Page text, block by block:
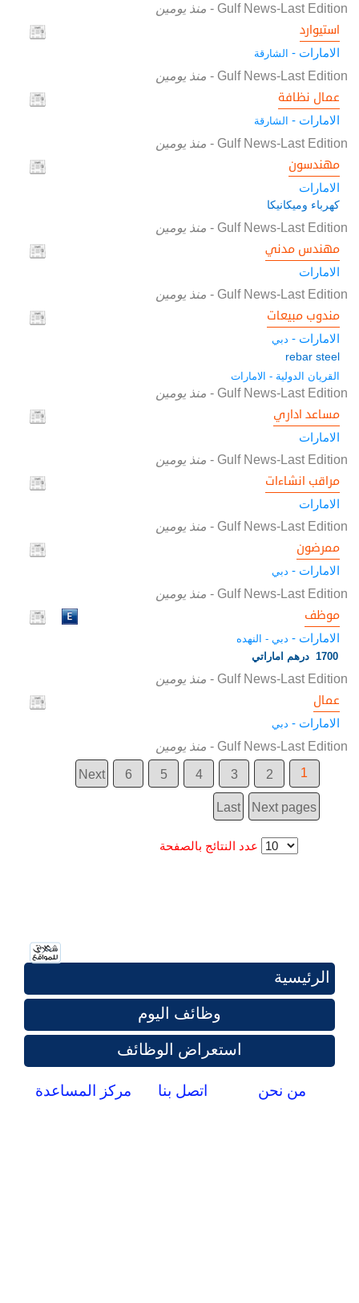
Gulf News-Last Edition
- منذ يومين
استيوارد
الامارات - الشارقة
Gulf News-Last Edition
- منذ يومين
عمال نظافة
الامارات - الشارقة
Gulf News-Last Edition
- منذ يومين
مهندسون
الامارات
كهرباء وميكانيكا
Gulf News-Last Edition
- منذ يومين
مهندس مدني
الامارات
Gulf News-Last Edition
- منذ يومين
مندوب مبيعات
الامارات - دبي
rebar steel
القريان الدولية - الامارات
Gulf News-Last Edition
- منذ يومين
مساعد اداري
الامارات
Gulf News-Last Edition
- منذ يومين
مراقب انشاءات
الامارات
Gulf News-Last Edition
- منذ يومين
ممرضون
الامارات - دبي
Gulf News-Last Edition
- منذ يومين
موظف
الامارات - دبي - النهده
1700 درهم اماراتي
Gulf News-Last Edition
- منذ يومين
عمال
الامارات - دبي
Gulf News-Last Edition
- منذ يومين
1
2
3
4
5
6
Next
Next pages
Last
عدد النتائج بالصفحة
الرئيسية
وظائف اليوم
استعراض الوظائف
من نحن اتصل بنا مركز المساعدة